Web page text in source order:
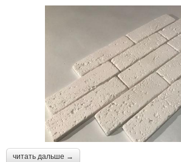
читать дальше →